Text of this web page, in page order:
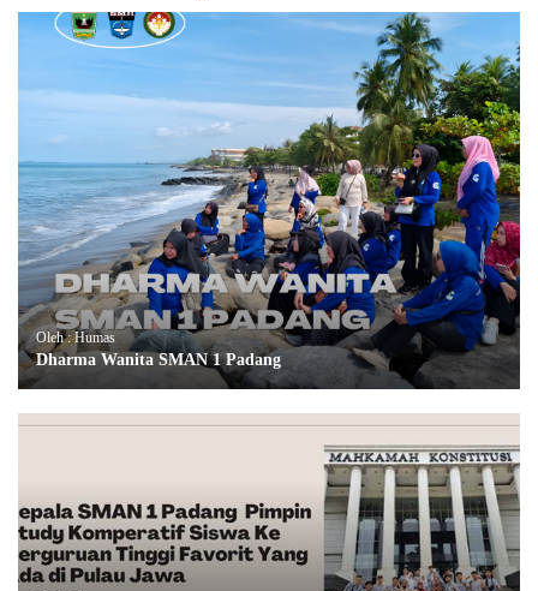
Oleh : Humas
Dharma Wanita SMAN 1 Padang